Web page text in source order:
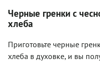
Черные гренки с
хлеба
Приготовьте черные
хлеба в духовке, и вы